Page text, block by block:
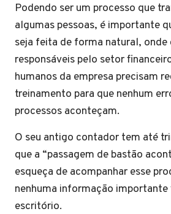
Podendo ser um processo que
algumas pessoas, é importante
seja feita de forma natural, onde
responsáveis pelo setor
humanos da empresa precisam
treinamento para que nenhum
processos aconteçam.
O seu antigo contador tem até
que a “passagem de bastão
esqueça de acompanhar esse
nenhuma informação
escritório.